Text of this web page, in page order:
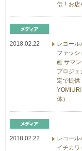
伝！お店
2018.02.22
レコール
ファッシ
画 サマ
プロジェ
定で提供
体）
2018.02.22
レコール
イチカワ